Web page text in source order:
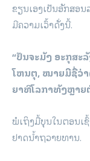
ຂຽນເອງເປັນອັກສອ
ມີຄວາມເວົ້າດັ່ງນີ້.
“ປັນຈະມັງ ອະກຸສະ
ໂຫນຕຸ, ໝາຍມີຊື່ວ່າ
ຍາທິໂລກາທັງຫຼາຍ
ພໍເຖິງມື້ບຸນໃນຕອນເ
ຢາດນໍ້າຖວາຍທານ.